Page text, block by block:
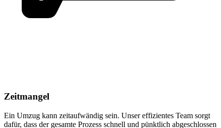
Zeitmangel
Ein Umzug kann zeitaufwändig sein. Unser effizientes Team sorgt
dafür, dass der gesamte Prozess schnell und pünktlich abgeschlossen